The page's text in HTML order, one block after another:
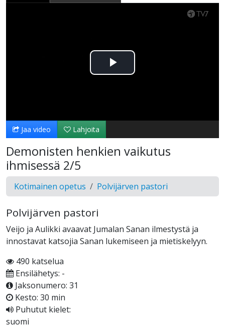
Toista
Jaa video Lahjoita
Demonisten henkien vaikutus
ihmisessä 2/5
Kotimainen opetus Polvijärven pastori
Polvijärven pastori
Veijo ja Aulikki avaavat Jumalan Sanan ilmestystä ja
innostavat katsojia Sanan lukemiseen ja mietiskelyyn.
490 katselua
Ensilähetys: -
Jaksonumero: 31
Kesto: 30 min
Puhutut kielet:
suomi